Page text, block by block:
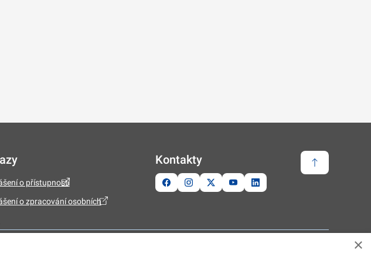
o přístupnosti
o zpracování osobních
Kontakty
Zpět nahoru
×